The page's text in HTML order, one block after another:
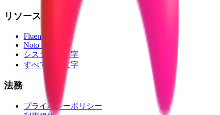
リソース
Fluent Emoji
Noto Emoji
システム絵文字
すべての絵文字
法務
プライバシーポリシー